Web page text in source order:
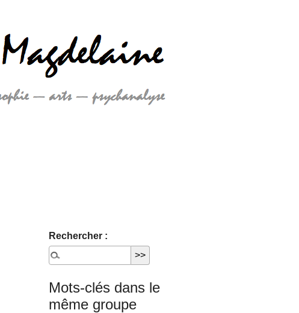
Rechercher :
Mots-clés dans le
même groupe